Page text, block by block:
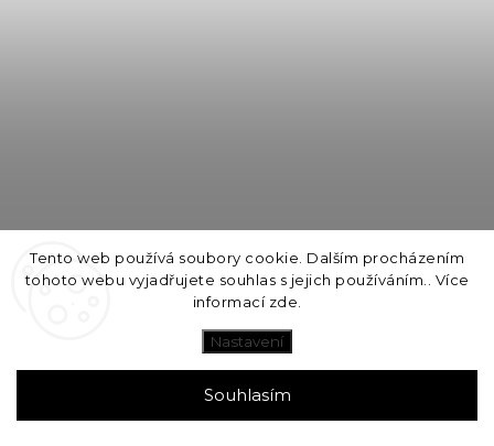
Tento web používá soubory cookie. Dalším procházením
tohoto webu vyjadřujete souhlas s jejich používáním.. Více
informací zde
Nastavení
Souhlasím